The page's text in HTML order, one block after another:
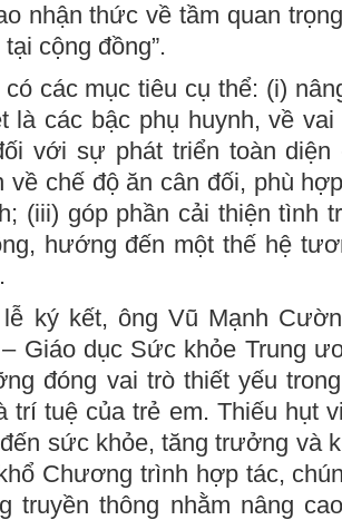
nhận thức về tầm quan
cộng đồng”.
các mục tiêu cụ thể: (i)
là các bậc phụ huynh, về
với sự phát triển toàn diện
chế độ ăn cân đối, phù
(iii) góp phần cải thiện tình
hướng đến một thế hệ
ký kết, ông Vũ Mạnh
Giáo dục Sức khỏe Trung
đóng vai trò thiết yếu
trí tuệ của trẻ em. Thiếu hụt
sức khỏe, tăng trưởng và
Chương trình hợp tác,
truyền thông nhằm nâng